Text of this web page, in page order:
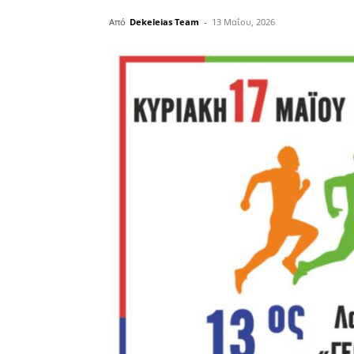
Από Dekeleias Team - 13 Μαΐου, 2026